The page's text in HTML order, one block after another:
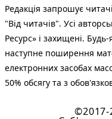
Редакція запрошує
"Від читачів". Усі
Ресурс» і захищені.
наступне поширення
електронних засобах
50% обсягу та з
©2017-